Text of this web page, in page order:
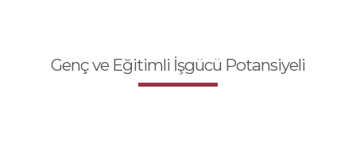
Genç ve Eğitimli İşgücü Potansiyeli